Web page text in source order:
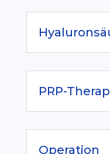
PRP-
Operation